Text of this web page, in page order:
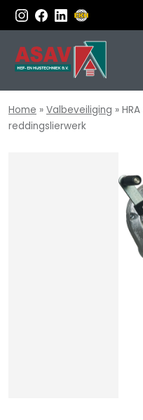
Home » Valbeveiliging »
reddingslierwerk